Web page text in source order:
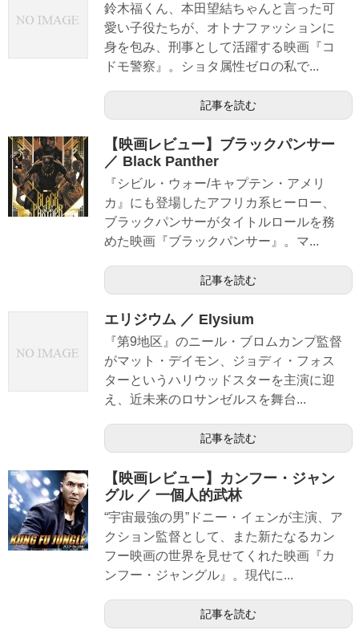
鈴木福くん、本田望結ちゃんと言った可
愛い子役たちが、オトナファッションに
身を包み、刑事として活躍する映画『コ
ドモ警察』。ショタ属性ゼロの私で...
記事を読む
【映画レビュー】ブラックパンサー
／ Black Panther
『シビル・ウォー/キャプテン・アメリ
カ』にも登場したアフリカ系ヒーロー、
ブラックパンサーがタイトルロールを務
めた映画『ブラックパンサー』。マ...
記事を読む
エリジウム ／ Elysium
『第9地区』のニール・ブロムカンプ監督
がマット・デイモン、ジョディ・フォス
ターというハリウッドスターを主演に迎
え、近未来のロサンゼルスを舞台...
記事を読む
【映画レビュー】カンフー・ジャン
グル ／ 一個人的武林
“宇宙最強の男”ドニー・イェンが主演、ア
クション監督として、また新たなるカン
フー映画の世界を見せてくれた映画『カ
ンフー・ジャングル』。現代に...
記事を読む